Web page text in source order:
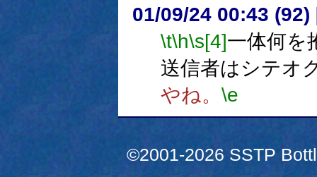
01/09/24 00:43 (92)
\t\h\s[4]一体何を
送信者はシテオ
やね。 \e
©2001-2026 SSTP